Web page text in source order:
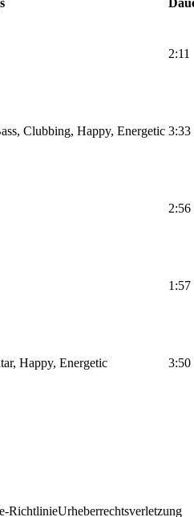
2:11
Clubbing, Happy, Energetic 3:33
2:56
1:57
Happy, Energetic 3:50
RichtlinieUrheberrechtsverletzung